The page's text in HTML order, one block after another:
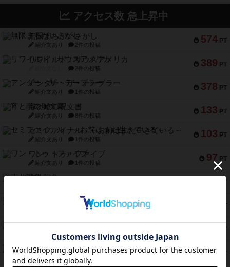
アクセス数 急上昇中
574 PT
無限まちがいさがし
紹介文あり 2件の投稿
389 PT
リワイルド：サウスアメリカ
2件の投稿
378 PT
アンダー・ザ・テーブラー
紹介文あり 1件の投稿
133 PT
宵と暁の呪文書
紹介文あり 8件の投稿
103 PT
セミファイナル ～お前はまだ生きている～
紹介文あり 1件の投稿
97 PT
ワン・トゥ・ファイブ
紹介文あり 1件の投稿
PT
南北戦争
PT
ふたつの城の物語
6件の投稿
PT
ノームズ・アット・ナイト
紹介文なし 1件の投稿
76 PT
マーリン
紹介文あり 6件の投稿